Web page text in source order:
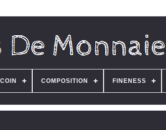
COIN COMPOSITION FINENESS